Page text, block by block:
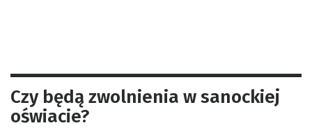
Czy będą zwolnienia w sanockiej
oświacie?